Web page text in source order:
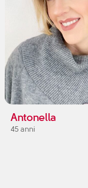
Antonella
45 anni